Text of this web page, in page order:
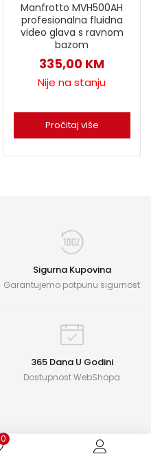
0
Manfrotto MVH500AH
profesionalna fluidna
video glava s ravnom
bazom
335,00 KM
Nije na stanju
Pročitaj više
Sigurna Kupovina
Garantujemo potpunu sigurnost
365 Dana U Godini
Dostupnost WebShopa